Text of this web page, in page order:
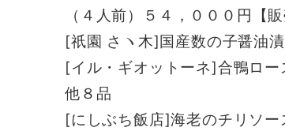
（４人前）５４，０００円【
[祇園 さヽ木]国産数の子醤油
[イル・ギオットーネ]合鴨ロ
他８品
[にしぶち飯店]海老のチリソ